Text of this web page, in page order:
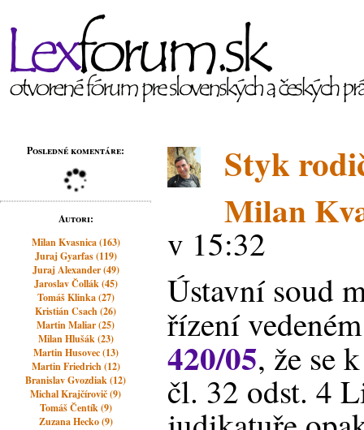
Posledné komentáre:
Autori:
Milan Kvasnica (163)
Juraj Gyarfas (119)
Juraj Alexander (49)
Jaroslav Čollák (45)
Tomáš Klinka (27)
Kristián Csach (26)
Martin Maliar (25)
Milan Hlušák (23)
Martin Husovec (13)
Martin Friedrich (12)
Branislav Gvozdiak (12)
Michal Krajčírovič (9)
Tomáš Čentík (9)
Zuzana Hecko (9)
Styk
Milan
v 15:32
Ústavní soud
řízení
420/05, že se
čl. 32 odst. 4